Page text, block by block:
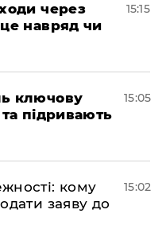
через
навряд чи
15:15
ключову
та підривають
15:05
кому
заяву до
15:02